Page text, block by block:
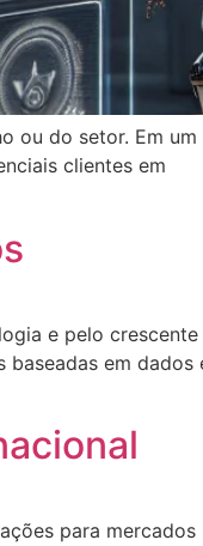
ou do setor. Em um
clientes em
e pelo
em dados
para mercados